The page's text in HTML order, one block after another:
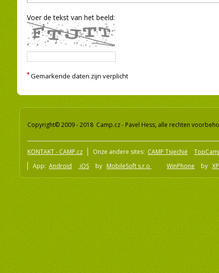
Voer de tekst van het beeld:
* Gemarkende daten zijn verplicht
Copyright© 2009 - 2018 Camp.cz - Pavel Hess, alle rechten
KONTAKT - CAMP.cz Onze andere sites: CAMP Tsjechië
App: Android iOS by MobileSoft s.r.o WinPhone by